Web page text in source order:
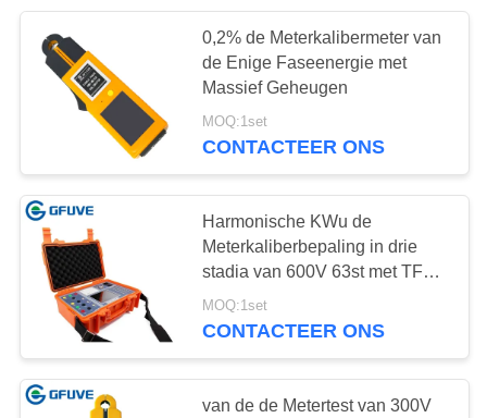
NIEUWS
VERZOEK
EEN
CITAAT
SITEMAP
PRIVACY
POLICY
Instrumenten
Huidige
Transformator
23
AC huidige sonde
29
0,2% de Meterkalibermeter van
de Enige Faseenergie met
Massief Geheugen
MOQ:1set
CONTACTEER ONS
Harmonische KWu de
Meterkaliberbepaling in drie
stadia van 600V 63st met TFT-
Vertoning
MOQ:1set
CONTACTEER ONS
van de de Metertest van 300V